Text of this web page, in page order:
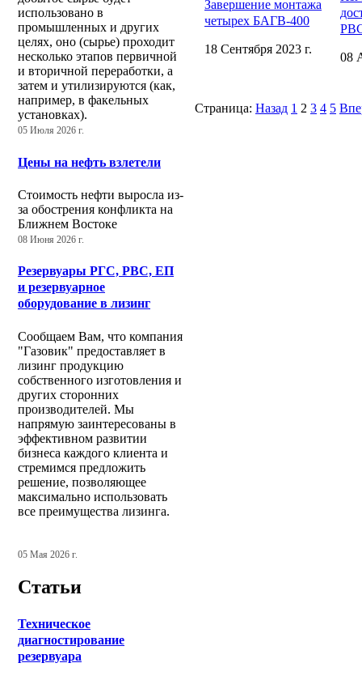
использовано в
промышленных и других
целях, оно (сырье) проходит
несколько этапов первичной
и вторичной переработки, а
затем и утилизируются (как,
например, в факельных
установках).
05 Июля 2026 г.
Цены на нефть взлетели
Стоимость нефти выросла из-
за обострения конфликта на
Ближнем Востоке
08 Июня 2026 г.
Резервуары РГС, РВС, ЕП
и резервуарное
оборудование в лизинг
Сообщаем Вам, что компания
"Газовик" предоставляет в
лизинг продукцию
собственного изготовления и
других сторонних
производителей. Мы
напрямую заинтересованы в
эффективном развитии
бизнеса каждого клиента и
стремимся предложить
решение, позволяющее
максимально использовать
все преимущества лизинга.
05 Мая 2026 г.
Статьи
Техническое
диагностирование
резервуара
Завершение монтажа
четырех БАГВ-400
18 Сентября 2023 г.
08
Страница: Назад 1 2 3 4 5